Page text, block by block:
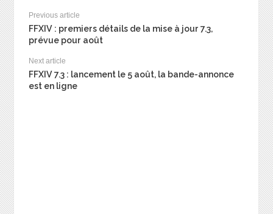
Previous article
FFXIV : premiers détails de la mise à jour 7.3,
prévue pour août
Next article
FFXIV 7.3 : lancement le 5 août, la bande-annonce
est en ligne